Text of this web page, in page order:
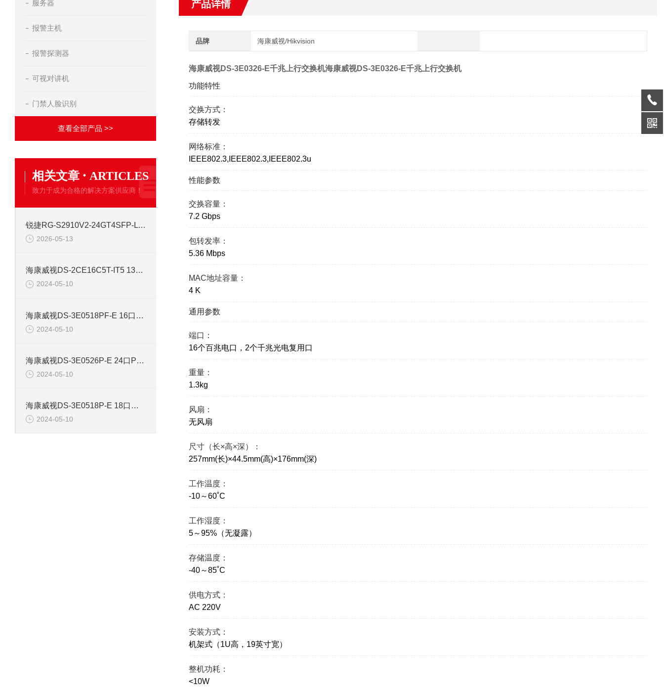
服务器
报警主机
报警探测器
可视对讲机
门禁人脸识别
查看全部产品 >>
相关文章 · ARTICLES
致力于成为合格的解决方案供应商！
锐捷RG-S2910V2-24GT4SFP-L 24口网管千兆交换机
2026-05-13
海康威视DS-2CE16C5T-IT5 130万红外高清同轴交换机
2024-05-10
海康威视DS-3E0518PF-E 16口智能POE千兆交换机
2024-05-10
海康威视DS-3E0526P-E 24口POE千兆智能交换机
2024-05-10
海康威视DS-3E0518P-E 18口千兆POE交换机
2024-05-10
产品详情
品牌 海康威视/Hikvision
海康威视DS-3E0326-E千兆上行交换机海康威视DS-3E0326-E千兆上行交换机
功能特性
交换方式：
存储转发
网络标准：
IEEE802.3,IEEE802.3,IEEE802.3u
性能参数
交换容量：
7.2 Gbps
包转发率：
5.36 Mbps
MAC地址容量：
4 K
通用参数
端口：
16个百兆电口，2个千兆光电复用口
重量：
1.3kg
风扇：
无风扇
尺寸（长×高×深）：
257mm(长)×44.5mm(高)×176mm(深)
工作温度：
-10～60˚C
工作湿度：
5～95%（无凝露）
存储温度：
-40～85˚C
供电方式：
AC 220V
安装方式：
机架式（1U高，19英寸宽）
整机功耗：
<10W